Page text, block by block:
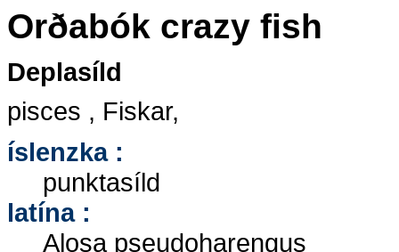
Orðabók crazy fish
Deplasíld
pisces , Fiskar,
íslenzka :
punktasíld
latína :
Alosa pseudoharengus